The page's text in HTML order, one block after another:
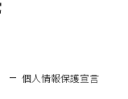
個人情報保護宣言